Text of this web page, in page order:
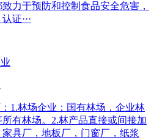
力于预防和控制食品安全危害，
证···
1.林场企业：国有林场，企业林
有林场。2.林产品直接或间接加
具厂，地板厂，门窗厂，纸浆